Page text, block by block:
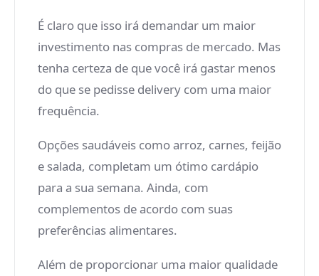
É claro que isso irá demandar um maior
investimento nas compras de mercado. Mas
tenha certeza de que você irá gastar menos
do que se pedisse delivery com uma maior
frequência.
Opções saudáveis como arroz, carnes, feijão
e salada, completam um ótimo cardápio
para a sua semana. Ainda, com
complementos de acordo com suas
preferências alimentares.
Além de proporcionar uma maior qualidade